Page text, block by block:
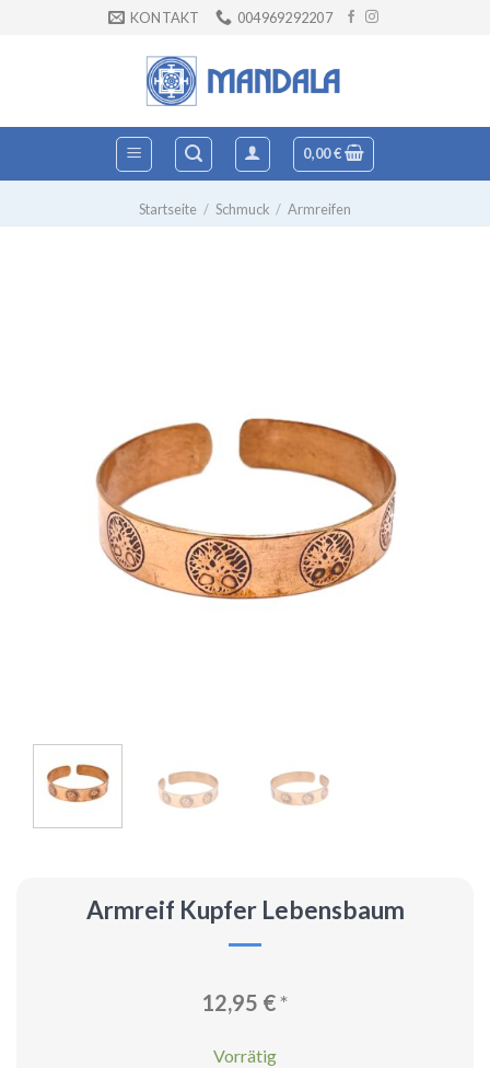
KONTAKT 004969292207
0,00€
Startseite / Schmuck / Armreifen
Armreif Kupfer Lebensbaum
12,95 €*
Vorrätig